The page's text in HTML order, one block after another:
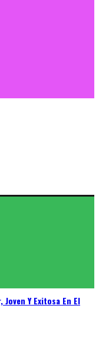
Y Exitosa En El